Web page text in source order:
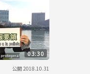
03:30
公開2018.10.31